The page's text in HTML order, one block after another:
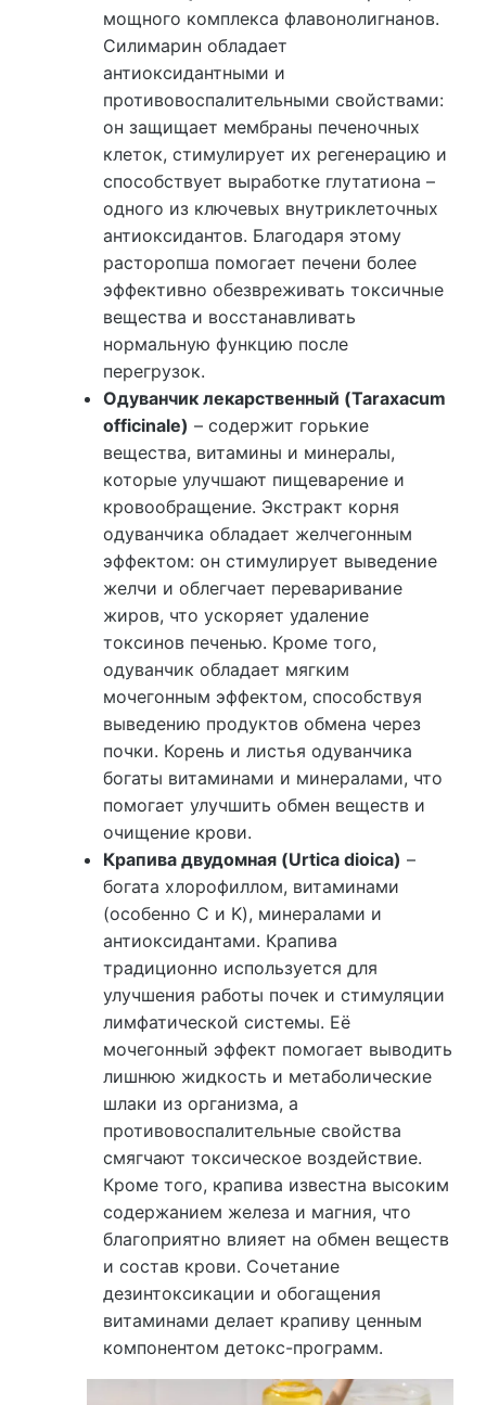
мощного комплекса флавонолигнанов.
Силимарин обладает
антиоксидантными и
противовоспалительными свойствами:
он защищает мембраны печеночных
клеток, стимулирует их регенерацию и
способствует выработке глутатиона –
одного из ключевых внутриклеточных
антиоксидантов. Благодаря этому
расторопша помогает печени более
эффективно обезвреживать токсичные
вещества и восстанавливать
нормальную функцию после
перегрузок.
Одуванчик лекарственный (Taraxacum
officinale) – содержит горькие
вещества, витамины и минералы,
которые улучшают пищеварение и
кровообращение. Экстракт корня
одуванчика обладает желчегонным
эффектом: он стимулирует выведение
желчи и облегчает переваривание
жиров, что ускоряет удаление
токсинов печенью. Кроме того,
одуванчик обладает мягким
мочегонным эффектом, способствуя
выведению продуктов обмена через
почки. Корень и листья одуванчика
богаты витаминами и минералами, что
помогает улучшить обмен веществ и
очищение крови.
Крапива двудомная (Urtica dioica) –
богата хлорофиллом, витаминами
(особенно C и K), минералами и
антиоксидантами. Крапива
традиционно используется для
улучшения работы почек и стимуляции
лимфатической системы. Её
мочегонный эффект помогает выводить
лишнюю жидкость и метаболические
шлаки из организма, а
противовоспалительные свойства
смягчают токсическое воздействие.
Кроме того, крапива известна высоким
содержанием железа и магния, что
благоприятно влияет на обмен веществ
и состав крови. Сочетание
дезинтоксикации и обогащения
витаминами делает крапиву ценным
компонентом детокс-программ.